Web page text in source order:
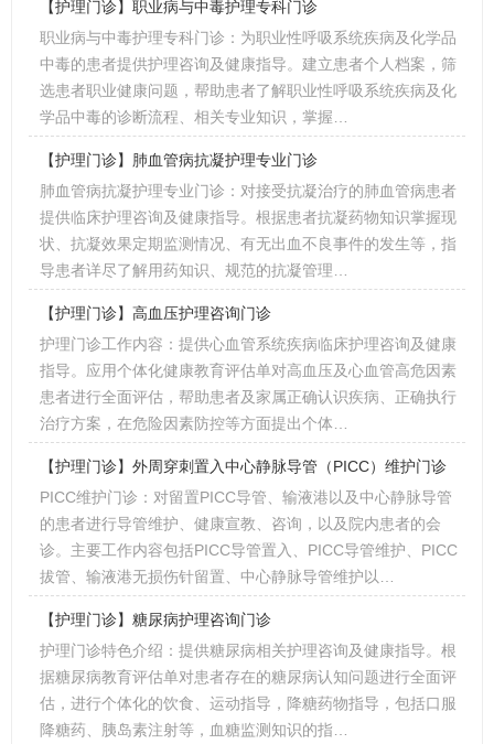
【护理门诊】职业病与中毒护理专科门诊
职业病与中毒护理专科门诊：为职业性呼吸系统疾病及化学品
中毒的患者提供护理咨询及健康指导。建立患者个人档案，筛
选患者职业健康问题，帮助患者了解职业性呼吸系统疾病及化
学品中毒的诊断流程、相关专业知识，掌握…
【护理门诊】肺血管病抗凝护理专业门诊
肺血管病抗凝护理专业门诊：对接受抗凝治疗的肺血管病患者
提供临床护理咨询及健康指导。根据患者抗凝药物知识掌握现
状、抗凝效果定期监测情况、有无出血不良事件的发生等，指
导患者详尽了解用药知识、规范的抗凝管理…
【护理门诊】高血压护理咨询门诊
护理门诊工作内容：提供心血管系统疾病临床护理咨询及健康
指导。应用个体化健康教育评估单对高血压及心血管高危因素
患者进行全面评估，帮助患者及家属正确认识疾病、正确执行
治疗方案，在危险因素防控等方面提出个体…
【护理门诊】外周穿刺置入中心静脉导管（PICC）维护门诊
PICC维护门诊：对留置PICC导管、输液港以及中心静脉导管
的患者进行导管维护、健康宣教、咨询，以及院内患者的会
诊。主要工作内容包括PICC导管置入、PICC导管维护、PICC
拔管、输液港无损伤针留置、中心静脉导管维护以…
【护理门诊】糖尿病护理咨询门诊
护理门诊特色介绍：提供糖尿病相关护理咨询及健康指导。根
据糖尿病教育评估单对患者存在的糖尿病认知问题进行全面评
估，进行个体化的饮食、运动指导，降糖药物指导，包括口服
降糖药、胰岛素注射等，血糖监测知识的指…